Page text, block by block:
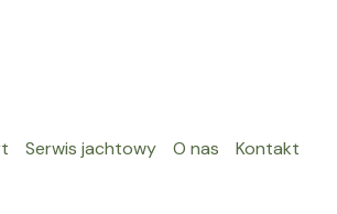
Serwis jachtowy O nas Kontakt